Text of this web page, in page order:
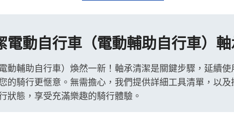
電動自行車（電動輔助自行車）軸
動輔助自行車）煥然一新！軸承清潔是關鍵步驟，延續
的騎行更愜意。無需擔心，我們提供詳細工具清單，以及
狀態，享受充滿樂趣的騎行體驗。